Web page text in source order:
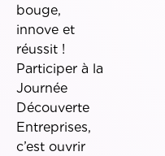
bouge,
innove et
réussit !
Participer à la
Journée
Découverte
Entreprises,
c’est ouvrir